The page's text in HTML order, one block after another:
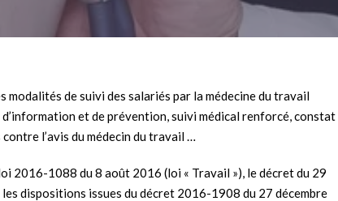
modalités de suivi des salariés par la médecine du travail
et de prévention, suivi médical renforcé, constat
l’avis du médecin du travail …
2016-1088 du 8 août 2016 (loi « Travail »), le décret du 29
dispositions issues du décret 2016-1908 du 27 décembre